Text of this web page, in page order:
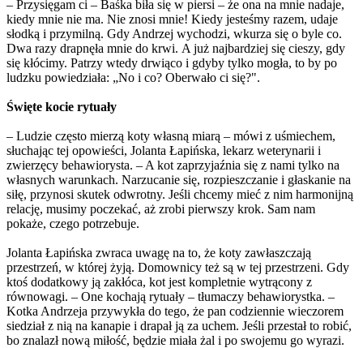
– Przysięgam ci – Baśka biła się w piersi – że ona na mnie nadaje,
kiedy mnie nie ma. Nie znosi mnie! Kiedy jesteśmy razem, udaje
słodką i przymilną. Gdy Andrzej wychodzi, wkurza się o byle co.
Dwa razy drapnęła mnie do krwi. A już najbardziej się cieszy, gdy
się kłócimy. Patrzy wtedy drwiąco i gdyby tylko mogła, to by po
ludzku powiedziała: „No i co? Oberwało ci się?".
Święte kocie rytuały
– Ludzie często mierzą koty własną miarą – mówi z uśmiechem,
słuchając tej opowieści, Jolanta Łapińska, lekarz weterynarii i
zwierzęcy behawiorysta. – A kot zaprzyjaźnia się z nami tylko na
własnych warunkach. Narzucanie się, rozpieszczanie i głaskanie na
siłę, przynosi skutek odwrotny. Jeśli chcemy mieć z nim harmonijną
relację, musimy poczekać, aż zrobi pierwszy krok. Sam nam
pokaże, czego potrzebuje.
Jolanta Łapińska zwraca uwagę na to, że koty zawłaszczają
przestrzeń, w której żyją. Domownicy też są w tej przestrzeni. Gdy
ktoś dodatkowy ją zakłóca, kot jest kompletnie wytrącony z
równowagi. – One kochają rytuały – tłumaczy behawiorystka. –
Kotka Andrzeja przywykła do tego, że pan codziennie wieczorem
siedział z nią na kanapie i drapał ją za uchem. Jeśli przestał to robić,
bo znalazł nową miłość, będzie miała żal i po swojemu go wyrazi.